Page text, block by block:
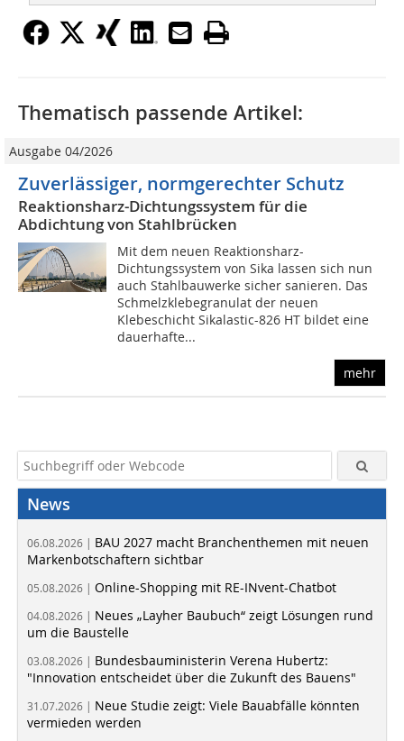
Thematisch passende Artikel:
Ausgabe 04/2026
Zuverlässiger, normgerechter Schutz
Reaktionsharz-Dichtungssystem für die
Abdichtung von Stahlbrücken
Mit dem neuen Reaktionsharz-
Dichtungssystem von Sika lassen sich nun
auch Stahlbauwerke sicher sanieren. Das
Schmelzklebegranulat der neuen
Klebeschicht Sikalastic-826 HT bildet eine
dauerhafte...
mehr
News
06.08.2026 | BAU 2027 macht Branchenthemen mit neuen
Markenbotschaftern sichtbar
05.08.2026 | Online-Shopping mit RE-INvent-Chatbot
04.08.2026 | Neues „Layher Baubuch“ zeigt Lösungen rund
um die Baustelle
03.08.2026 | Bundesbauministerin Verena Hubertz:
"Innovation entscheidet über die Zukunft des Bauens"
31.07.2026 | Neue Studie zeigt: Viele Bauabfälle könnten
vermieden werden